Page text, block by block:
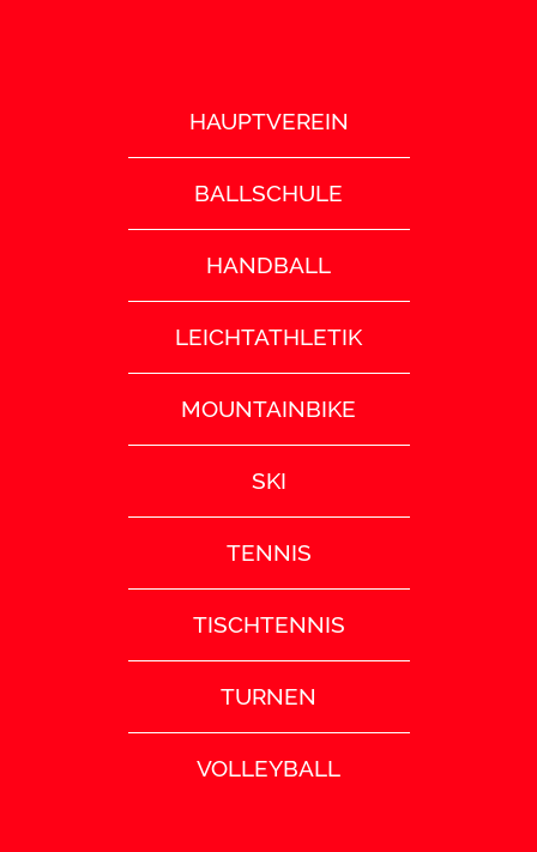
HAUPTVEREIN
BALLSCHULE
HANDBALL
LEICHTATHLETIK
MOUNTAINBIKE
SKI
TENNIS
TISCHTENNIS
TURNEN
VOLLEYBALL